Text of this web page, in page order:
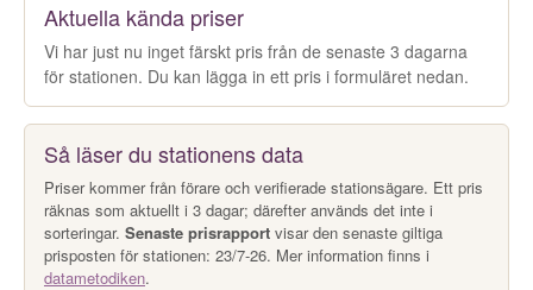
Aktuella kända priser
Vi har just nu inget färskt pris från de senaste 3 dagarna
för stationen. Du kan lägga in ett pris i formuläret nedan.
Så läser du stationens data
Priser kommer från förare och verifierade stationsägare. Ett pris
räknas som aktuellt i 3 dagar; därefter används det inte i
sorteringar. Senaste prisrapport visar den senaste giltiga
prisposten för stationen: 23/7-26. Mer information finns i
datametodiken.